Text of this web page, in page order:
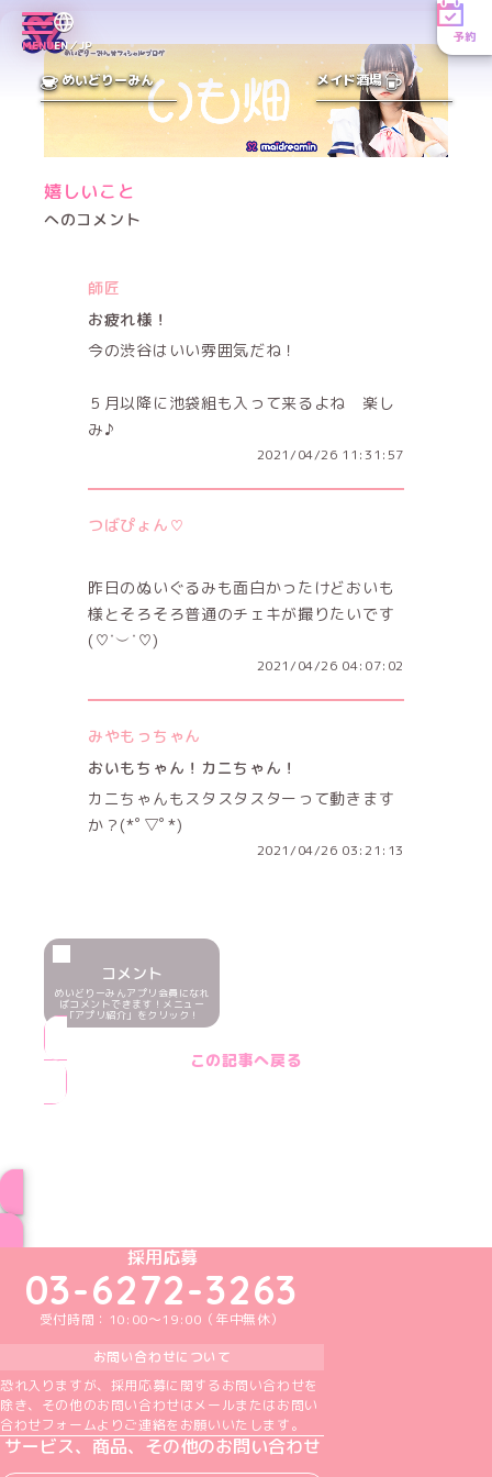
MENUEN／JP
予約
めいどりーみん メイド酒場
嬉しいこと
へのコメント
師匠
お疲れ様！
今の渋谷はいい雰囲気だね！
５月以降に池袋組も入って来るよね 楽し
み♪
2021/04/26 11:31:57
つばぴょん♡
昨日のぬいぐるみも面白かったけどおいも
様とそろそろ普通のチェキが撮りたいです
(♡˙︶˙♡)
2021/04/26 04:07:02
みやもっちゃん
おいもちゃん！カニちゃん！
カニちゃんもスタスタスターって動きます
か？(*ﾟ▽ﾟ*)
2021/04/26 03:21:13
コメント
めいどりーみんアプリ会員になれ
ばコメントできます！メニュー
「アプリ紹介」をクリック！
この記事へ戻る
めいどりーみんTikTok公式アカウント
めいどりーみんX公式アカウント
めいどりーみんInstagram公式アカウント
めいどりーみんFacebook公式アカウン
めいどりーみんYouTube公式アカ
採用応募
03-6272-3263
受付時間：10:00～19:00（年中無休）
お問い合わせについて
恐れ入りますが、採用応募に関するお問い合わせを
除き、その他のお問い合わせはメールまたはお問い
合わせフォームよりご連絡をお願いいたします。
サービス、商品、その他のお問い合わせ